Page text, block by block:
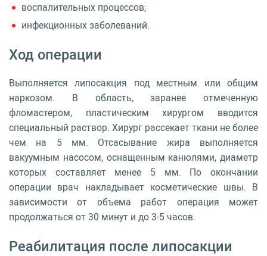
воспалительных процессов;
инфекционных заболеваний.
Ход операции
Выполняется липосакция под местным или общим
наркозом. В область, заранее отмеченную
фломастером, пластическим хирургом вводится
специальный раствор. Хирург рассекает ткани не более
чем на 5 мм. Отсасывание жира выполняется
вакуумным насосом, оснащенным канюлями, диаметр
которых составляет менее 5 мм. По окончании
операции врач накладывает косметические швы. В
зависимости от объема работ операция может
продолжаться от 30 минут и до 3-5 часов.
Реабилитация после липосакции